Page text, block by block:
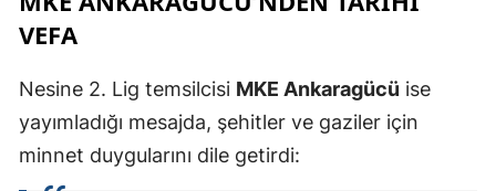
VEFA
Nesine 2. Lig temsilcisi MKE Ankaragücü ise
yayımladığı mesajda, şehitler ve gaziler için
minnet duygularını dile getirdi: